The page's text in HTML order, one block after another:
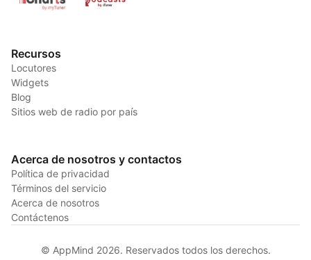
Recursos
Locutores
Widgets
Blog
Sitios web de radio por país
Acerca de nosotros y contactos
Política de privacidad
Términos del servicio
Acerca de nosotros
Contáctenos
© AppMind 2026. Reservados todos los derechos.